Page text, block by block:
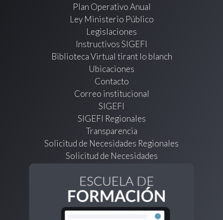
Plan Operativo Anual
Ley Ministerio Público
Legislaciones
Instructivos SIGEFI
Biblioteca Virtual tirant lo blanch
Ubicaciones
Contacto
Correo institucional
SIGEFI
SIGEFI Regionales
Transparencia
Solicitud de Necesidades Regionales
Solicitud de Necesidades